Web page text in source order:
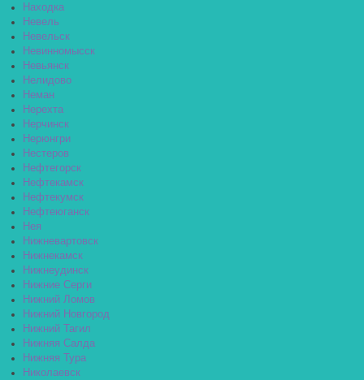
Находка
Невель
Невельск
Невинномысск
Невьянск
Нелидово
Неман
Нерехта
Нерчинск
Нерюнгри
Нестеров
Нефтегорск
Нефтекамск
Нефтекумск
Нефтеюганск
Нея
Нижневартовск
Нижнекамск
Нижнеудинск
Нижние Серги
Нижний Ломов
Нижний Новгород
Нижний Тагил
Нижняя Салда
Нижняя Тура
Николаевск